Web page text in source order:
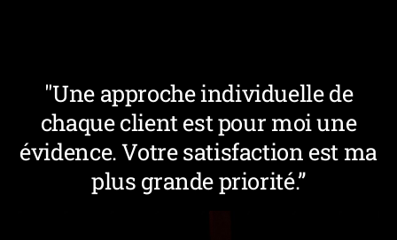
"Une approche individuelle de
chaque client est pour moi une
évidence. Votre satisfaction est ma
plus grande priorité.”